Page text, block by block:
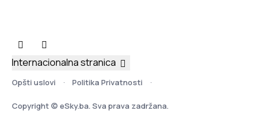
Opšti uslovi Politika Privatnosti
Copyright © eSky.ba. Sva prava zadržana.
Internacionalna stranica